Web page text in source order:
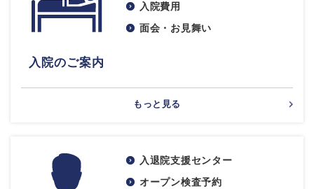
入院のご案内
入院費用
面会・お見舞い
もっと見る
入退院支援センター
オープン検査予約